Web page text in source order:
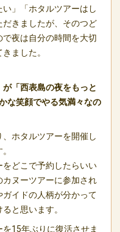
」「ホタルツアーはし
きましたが、そのつど
で夜は自分の時間を大切
ました。
「西表島の夜をもっと
な笑顔でやる気満々なの
ホタルツアーを開催し
どこで予約したらいい
ヌーツアーに参加され
イドの人柄が分かって
と思います。
15年ぶりに復活させま